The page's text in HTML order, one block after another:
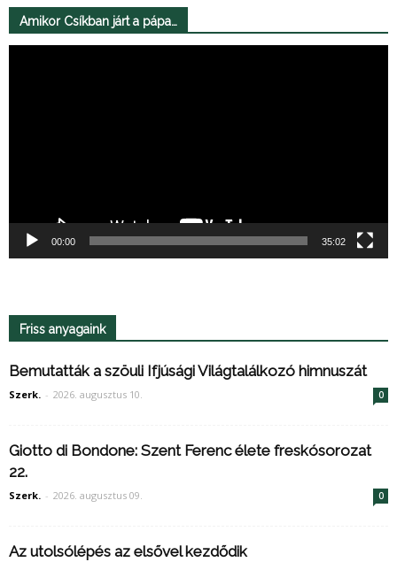
Amikor Csíkban járt a pápa…
00:00 35:02
Friss anyagaink
Bemutatták a szöuli Ifjúsági Világtalálkozó himnuszát
Szerk. - 2026. augusztus 10. 0
Giotto di Bondone: Szent Ferenc élete freskósorozat
22.
Szerk. - 2026. augusztus 09. 0
Az utolsólépés az elsővel kezdődik